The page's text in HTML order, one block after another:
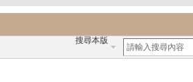
搜尋本版